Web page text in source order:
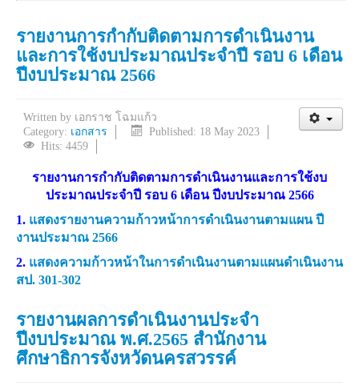
รายงานการกำกับติดตามการดำเนินงาน
และการใช้งบประมาณประจำปี รอบ 6 เดือน
ปีงบประมาณ 2566
Written by เอกราช โฉมแก้ว
Category: เอกสาร
Published: 18 May 2023
Hits: 4459
รายงานการกำกับติดตามการดำเนินงานและการใช้งบ
ประมาณประจำปี รอบ 6 เดือน ปีงบประมาณ 2566
1. แสดงรายงานความก้าวหน้าการดำเนินงานตามแผน ปี
งานประมาณ 2566
2. แสดงความก้าวหน้าในการดำเนินงานตามแผนดำเนินงาน
สป. 301-302
รายงานผลการดำเนินงานประจำ
ปีงบประมาณ พ.ศ.2565 สำนักงาน
ศึกษาธิการจังหวัดนครสวรรค์